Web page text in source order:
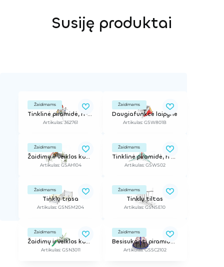
Susiję produktai
Žaidimams
Tinklinė piramidė, h-2,7 m
Artikulas: 362761
Žaidimams
Daugiafunkcė laipynė
Artikulas: GSW801B
Žaidimams
Žaidimų ir veiklos kompleksas
Artikulas: GSAH104
Žaidimams
Tinklinė piramidė, h - 2,8 m
Artikulas: GSWS02
Žaidimams
Tinklų trasa
Artikulas: GSNSM204
Žaidimams
Tinklų tiltas
Artikulas: GSNSE10
Žaidimams
Žaidimų ir veiklos kompleksas
Artikulas: GSN3011
Žaidimams
Besisukanti piramidė, h - 3,4 m
Artikulas: GSSC2102